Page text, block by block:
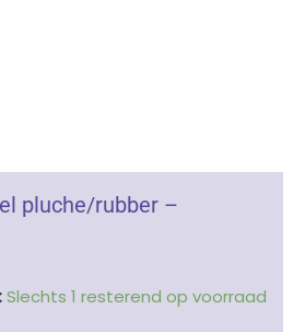
pluche/rubber –
Slechts 1 resterend op voorraad